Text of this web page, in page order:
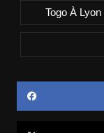
Togo À Lyon